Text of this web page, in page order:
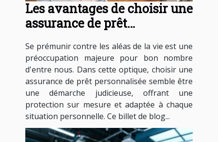
Les avantages de choisir une
assurance de prêt
Se prémunir contre les aléas de la vie est une
préoccupation majeure pour bon nombre
d'entre nous. Dans cette optique, choisir une
assurance de prêt personnalisée semble être
une démarche judicieuse, offrant une
protection sur mesure et adaptée à chaque
situation personnelle. Ce billet de blog...